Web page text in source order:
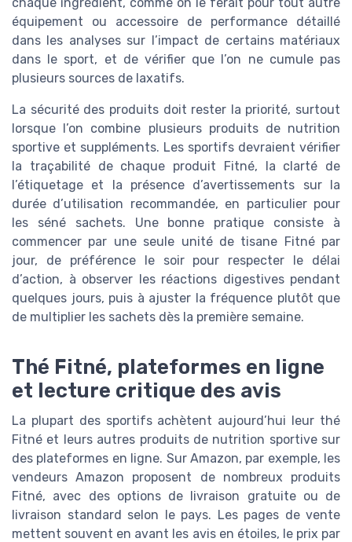
équipement ou accessoire de performance détaillé
dans les analyses sur l’impact de certains matériaux
dans le sport, et de vérifier que l’on ne cumule pas
plusieurs sources de laxatifs.
La sécurité des produits doit rester la priorité, surtout
lorsque l’on combine plusieurs produits de nutrition
sportive et suppléments. Les sportifs devraient vérifier
la traçabilité de chaque produit Fitné, la clarté de
l’étiquetage et la présence d’avertissements sur la
durée d’utilisation recommandée, en particulier pour
les séné sachets. Une bonne pratique consiste à
commencer par une seule unité de tisane Fitné par
jour, de préférence le soir pour respecter le délai
d’action, à observer les réactions digestives pendant
quelques jours, puis à ajuster la fréquence plutôt que
de multiplier les sachets dès la première semaine.
Thé Fitné, plateformes en ligne
et lecture critique des avis
La plupart des sportifs achètent aujourd’hui leur thé
Fitné et leurs autres produits de nutrition sportive sur
des plateformes en ligne. Sur Amazon, par exemple, les
vendeurs Amazon proposent de nombreux produits
Fitné, avec des options de livraison gratuite ou de
livraison standard selon le pays. Les pages de vente
mettent souvent en avant les avis en étoiles, le prix par